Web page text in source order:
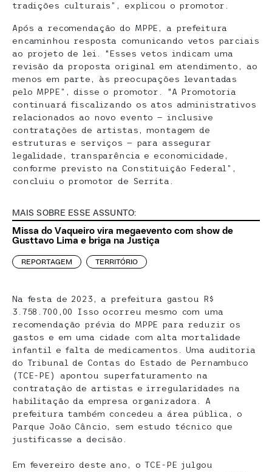
tradições culturais”, explicou o promotor.
Após a recomendação do MPPE, a prefeitura
encaminhou resposta comunicando vetos parciais
ao projeto de lei. “Esses vetos indicam uma
revisão da proposta original em atendimento, ao
menos em parte, às preocupações levantadas
pelo MPPE”, disse o promotor. “A Promotoria
continuará fiscalizando os atos administrativos
relacionados ao novo evento — inclusive
contratações de artistas, montagem de
estruturas e serviços — para assegurar
legalidade, transparência e economicidade,
conforme previsto na Constituição Federal”,
concluiu o promotor de Serrita.
MAIS SOBRE ESSE ASSUNTO:
Missa do Vaqueiro vira megaevento com show de
Gusttavo Lima e briga na Justiça
REPORTAGEM TERRITÓRIO
Na festa de 2023, a prefeitura gastou R$
3.758.700,00 Isso ocorreu mesmo com uma
recomendação prévia do MPPE para reduzir os
gastos e em uma cidade com alta mortalidade
infantil e falta de medicamentos. Uma auditoria
do Tribunal de Contas do Estado de Pernambuco
(TCE-PE) apontou superfaturamento na
contratação de artistas e irregularidades na
habilitação da empresa organizadora. A
prefeitura também concedeu a área pública, o
Parque João Câncio, sem estudo técnico que
justificasse a decisão.
Em fevereiro deste ano, o TCE-PE julgou